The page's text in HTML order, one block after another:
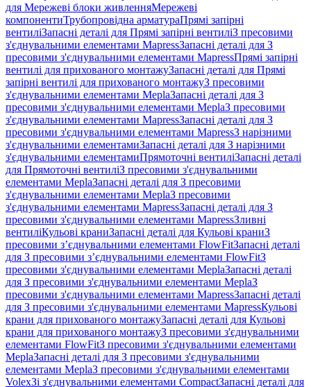
для Мережеві блоки живленняМережеві
компонентиТрубопровідна арматураПрямі запірні
вентиліЗапасні деталі для Прямі запірні вентиліЗ пресовими
з'єднувальними елементами MapressЗапасні деталі для З
пресовими з'єднувальними елементами MapressПрямі запірні
вентилі для прихованого монтажуЗапасні деталі для Прямі
запірні вентилі для прихованого монтажуЗ пресовими
з'єднувальними елементами MeplaЗапасні деталі для З
пресовими з'єднувальними елементами MeplaЗ пресовими
з'єднувальними елементами MapressЗапасні деталі для З
пресовими з'єднувальними елементами MapressЗ нарізними
з'єднувальними елементамиЗапасні деталі для З нарізними
з'єднувальними елементамиПрямоточні вентиліЗапасні деталі
для Прямоточні вентиліЗ пресовими з'єднувальними
елементами MeplaЗапасні деталі для З пресовими
з'єднувальними елементами MeplaЗ пресовими
з'єднувальними елементами MapressЗапасні деталі для З
пресовими з'єднувальними елементами MapressЗливні
вентиліКульові краниЗапасні деталі для Кульові краниЗ
пресовими з’єднувальними елементами FlowFitЗапасні деталі
для З пресовими з’єднувальними елементами FlowFitЗ
пресовими з'єднувальними елементами MeplaЗапасні деталі
для З пресовими з'єднувальними елементами MeplaЗ
пресовими з'єднувальними елементами MapressЗапасні деталі
для З пресовими з'єднувальними елементами MapressКульові
крани для прихованого монтажуЗапасні деталі для Кульові
крани для прихованого монтажуЗ пресовими з'єднувальними
елементами FlowFitЗ пресовими з'єднувальними елементами
MeplaЗапасні деталі для З пресовими з'єднувальними
елементами MeplaЗ пресовими з'єднувальними елементами
VolexЗі з'єднувальними елементами CompactЗапасні деталі для